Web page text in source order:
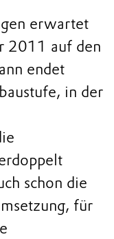
erwartet
2011 auf den
endet
in der
schon die
für